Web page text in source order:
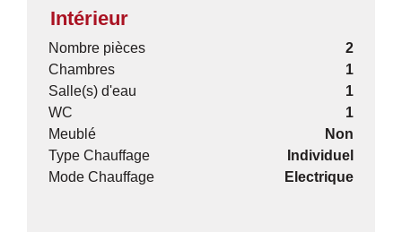
Intérieur
Nombre pièces
2
Chambres
1
Salle(s) d'eau
1
WC
1
Meublé
Non
Type Chauffage
Individuel
Mode Chauffage
Electrique